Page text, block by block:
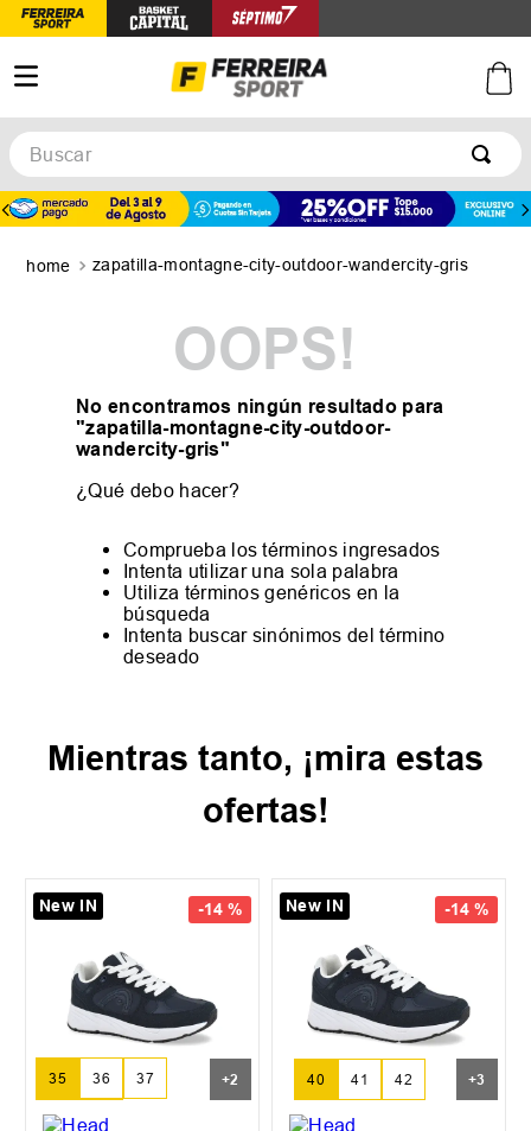
Buscar
zapatilla-montagne-city-outdoor-wandercity-gris
OOPS!
No encontramos ningún resultado para
"zapatilla-montagne-city-outdoor-
wandercity-gris"
¿Qué debo hacer?
Comprueba los términos ingresados
Intenta utilizar una sola palabra
Utiliza términos genéricos en la
búsqueda
Intenta buscar sinónimos del término
deseado
Mientras tanto, ¡mira estas
ofertas!
-14 %
New IN
35 36 37
38 39
+2
-14 %
New IN
40 41 42 +3
TÉRMINOS MÁS BUSCADOS
zapatillas
zapatillas mujer
zapatillas adidas